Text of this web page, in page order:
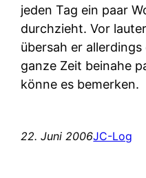
jeden Tag ein paar
durchzieht. Vor
übersah er
ganze Zeit beinahe
könne es bemerken.
22. Juni 2006JC-Log